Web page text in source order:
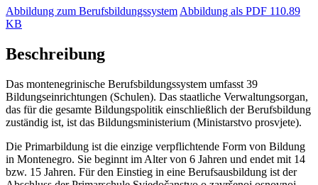
Abbildung zum Berufsbildungssystem Abbildung als PDF 110.89
KB
Beschreibung
Das montenegrinische Berufsbildungssystem umfasst 39
Bildungseinrichtungen (Schulen). Das staatliche Verwaltungsorgan,
das für die gesamte Bildungspolitik einschließlich der Berufsbildung
zuständig ist, ist das Bildungsministerium (Ministarstvo prosvjete).
Die Primarbildung ist die einzige verpflichtende Form von Bildung
in Montenegro. Sie beginnt im Alter von 6 Jahren und endet mit 14
bzw. 15 Jahren. Für den Einstieg in eine Berufsausbildung ist der